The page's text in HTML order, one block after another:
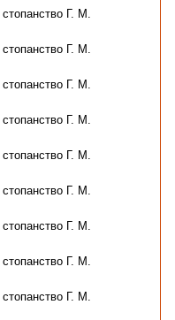
Г. М.
Г. М.
Г. М.
Г. М.
Г. М.
Г. М.
Г. М.
Г. М.
Г. М.